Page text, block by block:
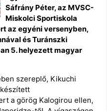
Sáfrány Péter, az MVSC-
Miskolci Sportiskola
az egyéni versenyben,
és Turánszki
5. helyezett magyar
szereplő, Kikuchi
a görög Kalogirou ellen,